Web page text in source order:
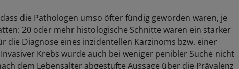
die Pathologen umso öfter fündig geworden waren, je
20 oder mehr histologische Schnitte waren ein starker
die Diagnose eines inzidentellen Karzinoms bzw. einer
Krebs wurde auch bei weniger penibler Suche nicht
dem Lebensalter abgestufte Aussage über die Prävalenz